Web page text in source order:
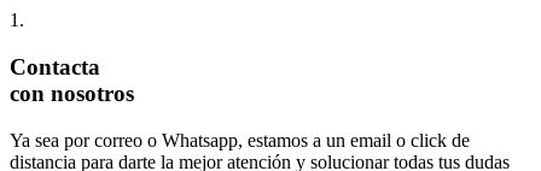
1.
Contacta
con nosotros
Ya sea por correo o Whatsapp, estamos a un email o click de
distancia para darte la mejor atención y solucionar todas tus dudas